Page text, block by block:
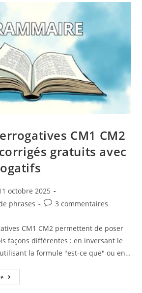
CM1 CM2
gratuits avec
octobre 2025
phrases
3 commentaires
CM1 CM2 permettent de poser
façons différentes : en inversant le
la formule "est-ce que" ou en…